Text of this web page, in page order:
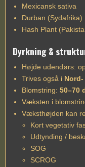
Mexicansk sativa
Durban (Sydafrika)
Hash Plant
Dyrkning &
Højde udendørs:
Trives også i
Blomstring: 50–70
Væksten i
Væksthøjden kan
Kort vegetativ
Udtynding /
SOG
SCROG